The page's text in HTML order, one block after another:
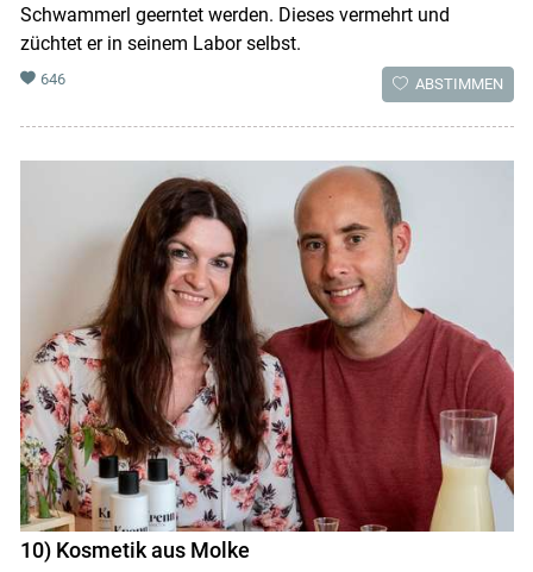
Schwammerl geerntet werden. Dieses vermehrt und
züchtet er in seinem Labor selbst.
646 ABSTIMMEN
10) Kosmetik aus Molke